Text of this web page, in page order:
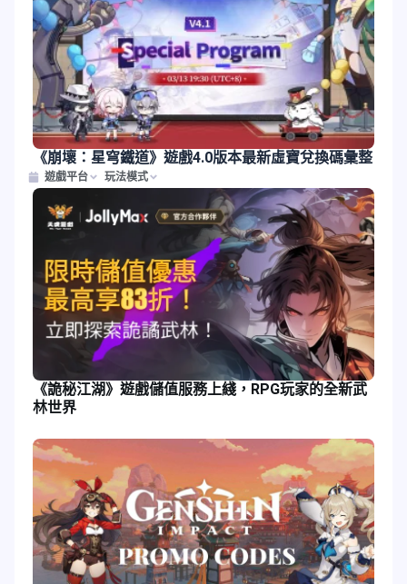
《崩壞：星穹鐵道》遊戲4.0版本最新虛寶兌換碼彙整
遊戲平台 玩法模式
《詭秘江湖》遊戲儲值服務上綫，RPG玩家的全新武
林世界